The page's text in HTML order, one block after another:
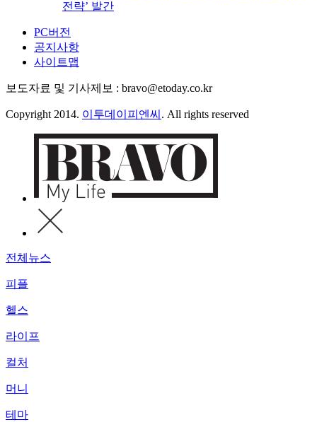
전략’ 발간
PC버전
공지사항
사이트맵
보도자료 및 기사제보 : bravo@etoday.co.kr
Copyright 2014. 이투데이피엔씨 . All rights reserved
전체뉴스
피플
헬스
라이프
컬처
머니
테마